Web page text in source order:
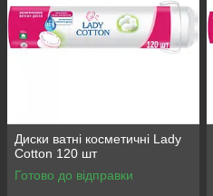
Диски ватні косметичнi Lady
Cotton 120 шт
Готово до відправки